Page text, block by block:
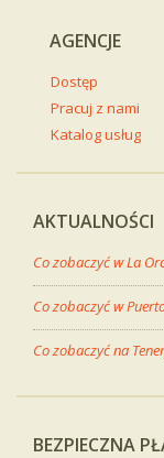
AGENCJE
Dostęp
Pracuj z nami
Katalog usług
AKTUALNOŚCI
Co zobaczyć w La
Co zobaczyć w
Co zobaczyć na
BEZPIECZNA